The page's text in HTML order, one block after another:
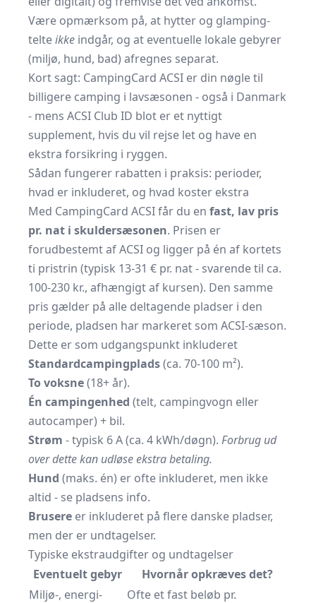
Være opmærksom på, at hytter og glamping-
telteikke indgår, og at eventuelle lokale gebyrer
(miljø, hund, bad) afregnes separat.
Kort sagt: CampingCard ACSI er din nøgle til
billigere camping i lavsæsonen - også i Danmark
- mens ACSI Club ID blot er et nyttigt
supplement, hvis du vil rejse let og have en
ekstra forsikring i ryggen.
Sådan fungerer rabatten i praksis: perioder,
hvad er inkluderet, og hvad koster ekstra
Med CampingCard ACSI får du en fast, lav pris
pr. nat i skuldersæsonen. Prisen er
forudbestemt af ACSI og ligger på én af kortets
ti pris­trin (typisk 13-31 € pr. nat - svarende til ca.
100-230 kr., afhængigt af kursen). Den samme
pris gælder på alle deltagende pladser i den
periode, pladsen har markeret som ACSI-sæson.
Dette er som udgangspunkt inkluderet
Standardcampingplads(ca. 70-100 m²).
To voksne(18+ år).
Én camping­enhed (telt, campingvogn eller
autocamper) + bil.
Strøm - typisk 6 A (ca. 4 kWh/døgn). Forbrug ud
over dette kan udløse ekstra betaling.
Hund (maks. én) er ofte inkluderet, men ikke
altid - se pladsens info.
Brusere er inkluderet på flere danske pladser,
men der er undtagelser.
Typiske ekstraudgifter og undtagelser
Eventuelt gebyr
Hvornår opkræves det?
Miljø-, energi-
Ofte et fast beløb pr.